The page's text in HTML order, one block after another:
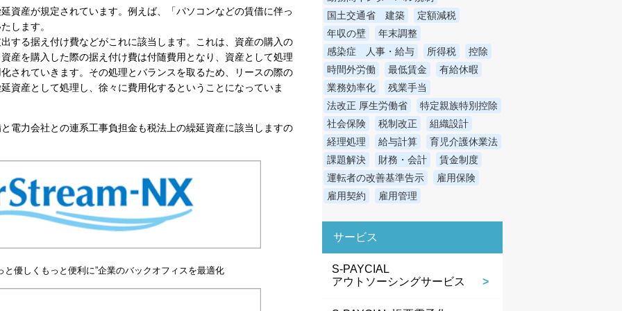
資産が規定されています。例えば、「パソコンなどの賃借に伴っ
します。
する据え付け費などがこれに該当します。これは、資産の購入の
産を購入した際の据え付け費は付随費用となり、資産として処理
されていきます。その処理とバランスを取るため、リースの際の
資産として処理し、徐々に費用化するということになっていま
電力会社との連系工事負担金も税法上の繰延資産に該当しますの
と優しくもっと便利に”企業のバックオフィスを最適化
国土交通省 建築
定額減税
年収の壁
年末調整
感染症 人事・給与
所得税
控除
時間外労働
最低賃金
有給休暇
業務効率化
残業手当
法改正 厚生労働省
特定親族特別控除
社会保険
税制改正
組織設計
経理処理
給与計算
育児介護休業法
課題解決
財務・会計
賃金制度
運転者の改善基準告示
雇用保険
雇用契約
雇用管理
サービス
S-PAYCIAL
アウトソーシングサービス